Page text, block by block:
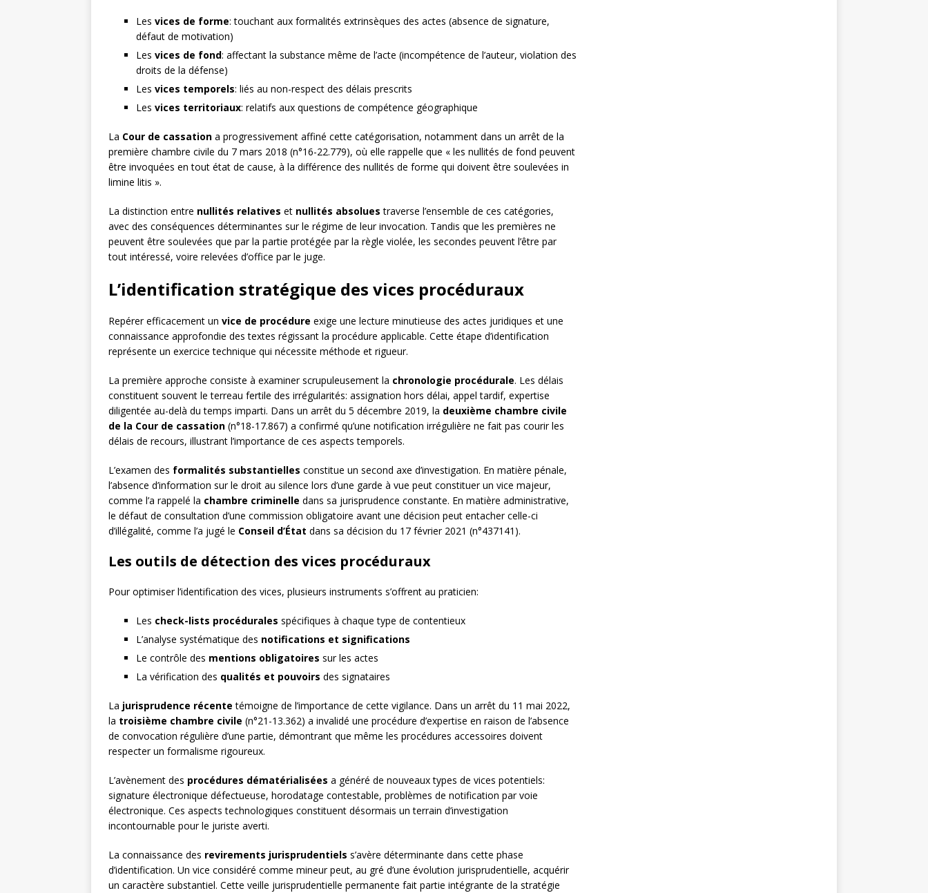
Les vices de forme: touchant aux formalités extrinsèques des actes (absence de signature,
défaut de motivation)
Les vices de fond: affectant la substance même de l’acte (incompétence de l’auteur, violation des
droits de la défense)
Les vices temporels: liés au non-respect des délais prescrits
Les vices territoriaux: relatifs aux questions de compétence géographique
La Cour de cassation a progressivement affiné cette catégorisation, notamment dans un arrêt de la
première chambre civile du 7 mars 2018 (n°16-22.779), où elle rappelle que « les nullités de fond peuvent
être invoquées en tout état de cause, à la différence des nullités de forme qui doivent être soulevées in
limine litis ».
La distinction entre nullités relatives et nullités absolues traverse l’ensemble de ces catégories,
avec des conséquences déterminantes sur le régime de leur invocation. Tandis que les premières ne
peuvent être soulevées que par la partie protégée par la règle violée, les secondes peuvent l’être par
tout intéressé, voire relevées d’office par le juge.
L’identification stratégique des vices procéduraux
Repérer efficacement un vice de procédure exige une lecture minutieuse des actes juridiques et une
connaissance approfondie des textes régissant la procédure applicable. Cette étape d’identification
représente un exercice technique qui nécessite méthode et rigueur.
La première approche consiste à examiner scrupuleusement la chronologie procédurale. Les délais
constituent souvent le terreau fertile des irrégularités: assignation hors délai, appel tardif, expertise
diligentée au-delà du temps imparti. Dans un arrêt du 5 décembre 2019, la deuxième chambre civile
de la Cour de cassation (n°18-17.867) a confirmé qu’une notification irrégulière ne fait pas courir les
délais de recours, illustrant l’importance de ces aspects temporels.
L’examen des formalités substantielles constitue un second axe d’investigation. En matière pénale,
l’absence d’information sur le droit au silence lors d’une garde à vue peut constituer un vice majeur,
comme l’a rappelé la chambre criminelle dans sa jurisprudence constante. En matière administrative,
le défaut de consultation d’une commission obligatoire avant une décision peut entacher celle-ci
d’illégalité, comme l’a jugé le Conseil d’État dans sa décision du 17 février 2021 (n°437141).
Les outils de détection des vices procéduraux
Pour optimiser l’identification des vices, plusieurs instruments s’offrent au praticien:
Les check-lists procédurales spécifiques à chaque type de contentieux
L’analyse systématique des notifications et significations
Le contrôle des mentions obligatoires sur les actes
La vérification des qualités et pouvoirs des signataires
La jurisprudence récente témoigne de l’importance de cette vigilance. Dans un arrêt du 11 mai 2022,
la troisième chambre civile (n°21-13.362) a invalidé une procédure d’expertise en raison de l’absence
de convocation régulière d’une partie, démontrant que même les procédures accessoires doivent
respecter un formalisme rigoureux.
L’avènement des procédures dématérialisées a généré de nouveaux types de vices potentiels:
signature électronique défectueuse, horodatage contestable, problèmes de notification par voie
électronique. Ces aspects technologiques constituent désormais un terrain d’investigation
incontournable pour le juriste averti.
La connaissance des revirements jurisprudentiels s’avère déterminante dans cette phase
d’identification. Un vice considéré comme mineur peut, au gré d’une évolution jurisprudentielle, acquérir
un caractère substantiel. Cette veille jurisprudentielle permanente fait partie intégrante de la stratégie